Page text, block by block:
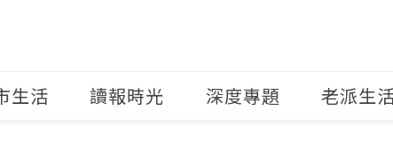
生活 讀報時光 深度專題 老派生